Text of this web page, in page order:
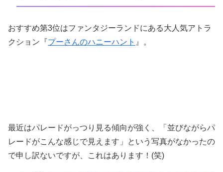
おすすめ第3位はファンタジーランドにある大人気アトラ
クション『プーさんのハニーハント 』。
最近はパレードがっつり見る傾向が強く、「並びながらパ
レードがこんな感じで見えます」という写真がなかったの
で申し訳ないですが、これはあります！(笑)